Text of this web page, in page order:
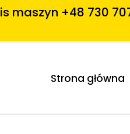
maszyn +48 730
Strona główna